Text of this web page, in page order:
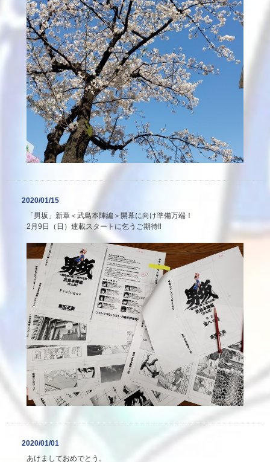
2020/01/15
「男坂」新章＜武島本陣編＞開幕に向け準備万端！
2月9日（日）連載スタートに乞うご期待‼
2020/01/01
あけましておめでとう。